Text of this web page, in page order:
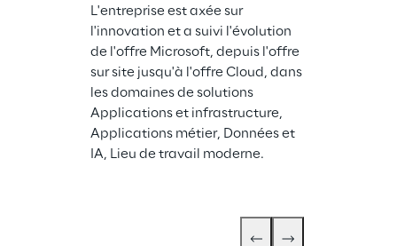
L'entreprise est axée sur
l'innovation et a suivi l'évolution
de l'offre Microsoft, depuis l'offre
sur site jusqu'à l'offre Cloud, dans
les domaines de solutions
Applications et infrastructure,
Applications métier, Données et
IA, Lieu de travail moderne.